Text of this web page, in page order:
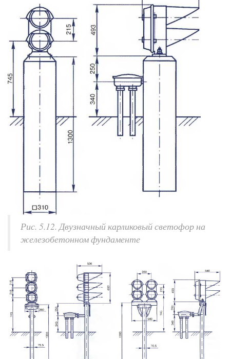
Рис. 5.12. Двузначный карликовый светофор на
железобетонном фундаменте